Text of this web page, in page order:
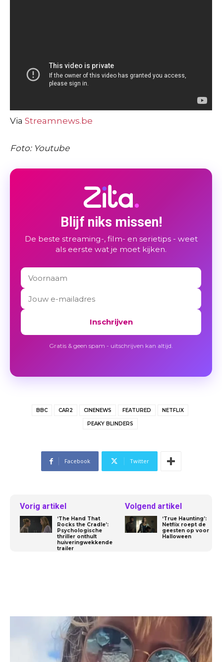
Via Streamnews.be
Foto: Youtube
Blijf niks missen!
De beste streaming-, film- en serietips - weet
als eerste wat je moet kijken.
Inschrijven
Gratis & geen spam - uitschrijven kan altijd.
BBC CAR2 CINENEWS FEATURED NETFLIX
PEAKY BLINDERS
Facebook Twitter
Vorig artikel
‘The Hand That
Rocks the Cradle’:
Psychologische
thriller onthult
huiveringwekkende
trailer
Volgend artikel
‘True Haunting’:
Netflix roept de
geesten op voor
Halloween